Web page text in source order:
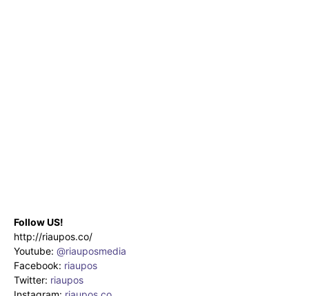
Follow US!
http://riaupos.co/
Youtube: @riauposmedia
Facebook: riaupos
Twitter: riaupos